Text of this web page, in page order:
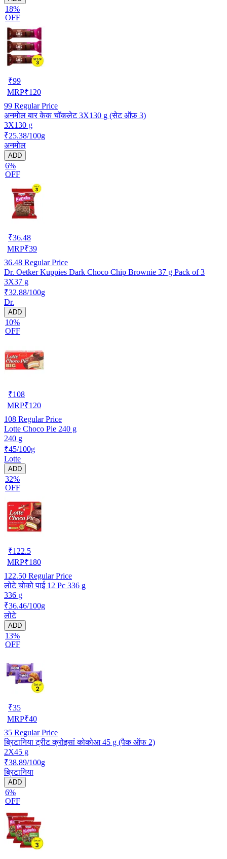
18%
OFF
₹99
MRP₹120
99 Regular Price
अनमोल बार केक चॉकलेट 3X130 g (सेट ऑफ़ 3)
3X130 g
₹25.38/100g
अनमोल
ADD
6%
OFF
₹36.48
MRP₹39
36.48 Regular Price
Dr. Oetker Kuppies Dark Choco Chip Brownie 37 g Pack of 3
3X37 g
₹32.88/100g
Dr.
ADD
10%
OFF
₹108
MRP₹120
108 Regular Price
Lotte Choco Pie 240 g
240 g
₹45/100g
Lotte
ADD
32%
OFF
₹122.5
MRP₹180
122.50 Regular Price
लोटे चोको पाई 12 Pc 336 g
336 g
₹36.46/100g
लोटे
ADD
13%
OFF
₹35
MRP₹40
35 Regular Price
ब्रिटानिया ट्रीट क्रोइसां कोकोआ 45 g (पैक ऑफ 2)
2X45 g
₹38.89/100g
ब्रिटानिया
ADD
6%
OFF